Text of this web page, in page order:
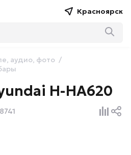
Красноярск
аудио, фото
H-HA620